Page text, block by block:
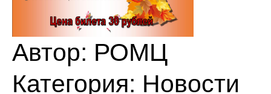
Автор: РОМЦ
Категория: Новости